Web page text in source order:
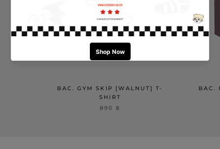
BAC. GYM SKIP [WALNUT] T-
SHIRT
890 ฿
BAC.